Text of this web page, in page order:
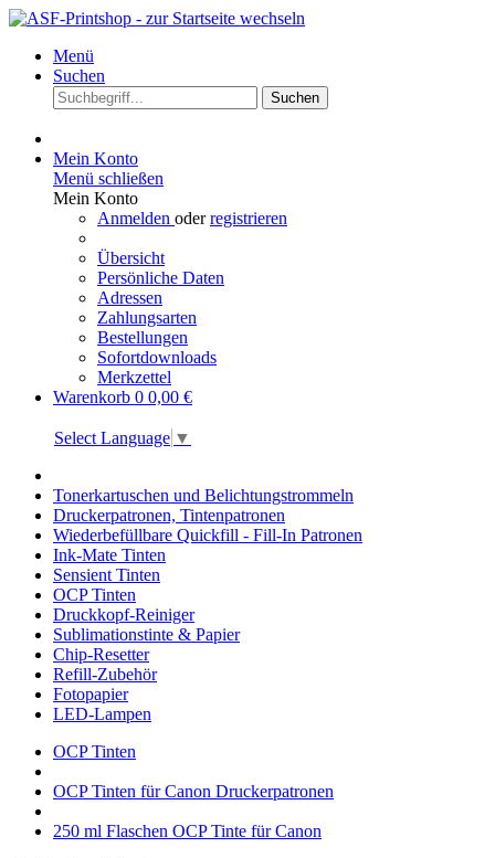
Menü
Suchen
Suchen
Mein Konto
Menü schließen
Mein Konto
Anmelden oderregistrieren
Übersicht
Persönliche Daten
Adressen
Zahlungsarten
Bestellungen
Sofortdownloads
Merkzettel
Warenkorb 0 0,00 €
Select Language ▼
Tonerkartuschen und Belichtungstrommeln
Druckerpatronen, Tintenpatronen
Wiederbefüllbare Quickfill - Fill-In Patronen
Ink-Mate Tinten
Sensient Tinten
OCP Tinten
Druckkopf-Reiniger
Sublimationstinte & Papier
Chip-Resetter
Refill-Zubehör
Fotopapier
LED-Lampen
OCP Tinten
OCP Tinten für Canon Druckerpatronen
250 ml Flaschen OCP Tinte für Canon